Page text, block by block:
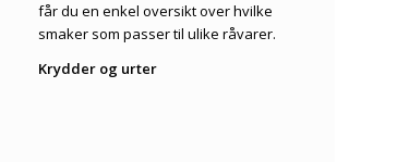
får du en enkel oversikt over hvilke
smaker som passer til ulike råvarer.
Krydder og urter